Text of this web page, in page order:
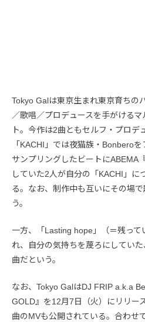
Tokyo Galは東京生まれ東京育ちの
／歌唱／プロデュースを手がける
ト。今作は2曲ともセルフ・プロデ
「KACHI」では夜猫族・Bonbero
サンプリングしたビートにABEMA
していた2人が自分の「KACHI」に
る。なお、制作中も互いにその場
う。
一方、「Lasting hope」（＝残っ
れ、自分の気持ちを蔑ろにしてい
曲だという。
なお、Tokyo GalはDJ FRIP a.k.a
GOLD』を12月7日（火）にリリー
曲のMVも公開されている。合わせ